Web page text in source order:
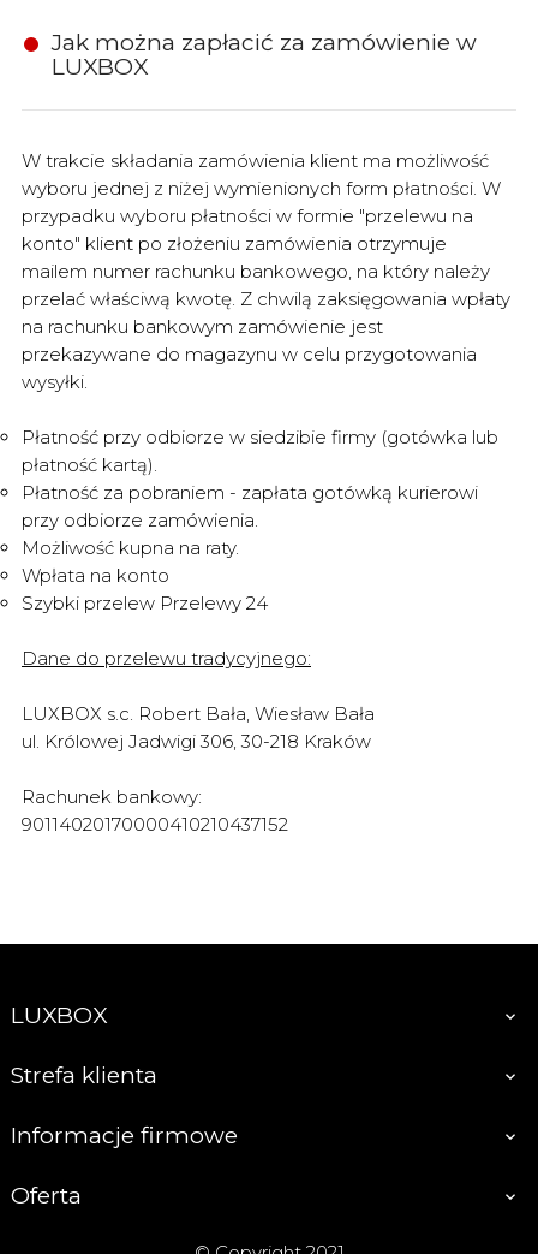
Jak można zapłacić za zamówienie w
LUXBOX
W trakcie składania zamówienia klient ma możliwość
wyboru jednej z niżej wymienionych form płatności. W
przypadku wyboru płatności w formie "przelewu na
konto" klient po złożeniu zamówienia otrzymuje
mailem numer rachunku bankowego, na który należy
przelać właściwą kwotę. Z chwilą zaksięgowania wpłaty
na rachunku bankowym zamówienie jest
przekazywane do magazynu w celu przygotowania
wysyłki.
Płatność przy odbiorze w siedzibie firmy (gotówka lub
płatność kartą).
Płatność za pobraniem - zapłata gotówką kurierowi
przy odbiorze zamówienia.
Możliwość kupna na raty.
Wpłata na konto
Szybki przelew Przelewy 24
Dane do przelewu tradycyjnego:
LUXBOX s.c. Robert Bała, Wiesław Bała
ul. Królowej Jadwigi 306, 30-218 Kraków
Rachunek bankowy:
90114020170000410210437152
LUXBOX 
Strefa klienta 
Informacje firmowe 
Oferta 